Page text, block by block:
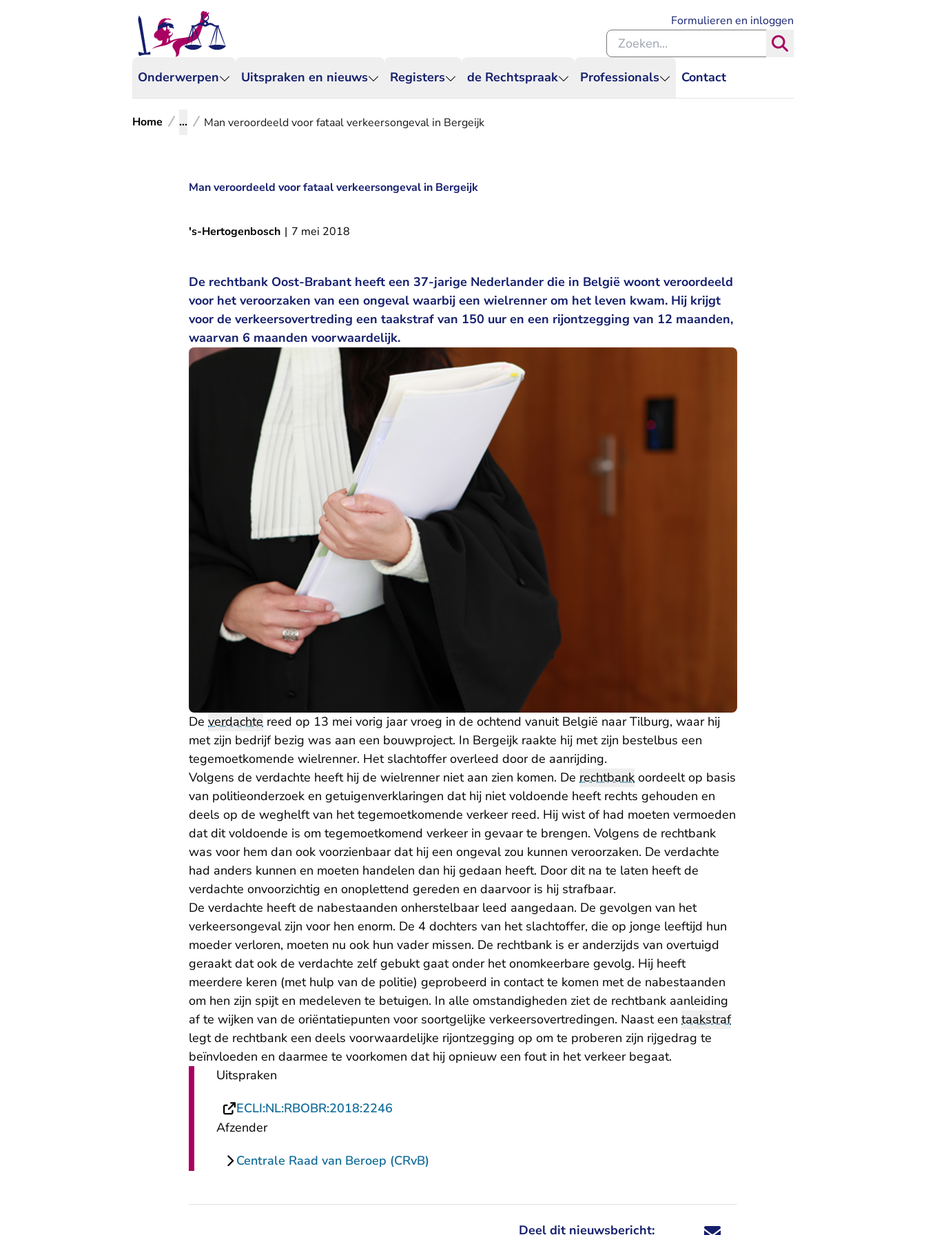
Onderwerpen Uitspraken en nieuws Registers de Rechtspraak Professionals Contact
Formulieren en inloggen
Zoeken binnen de Rechtspraak
Home ... Man veroordeeld voor fataal verkeersongeval in Bergeijk
Man veroordeeld voor fataal verkeersongeval in Bergeijk
's-Hertogenbosch | 7 mei 2018
De rechtbank Oost-Brabant heeft een 37-jarige Nederlander die in België woont veroordeeld
voor het veroorzaken van een ongeval waarbij een wielrenner om het leven kwam. Hij krijgt
voor de verkeersovertreding een taakstraf van 150 uur en een rijontzegging van 12 maanden,
waarvan 6 maanden voorwaardelijk.
De verdachte reed op 13 mei vorig jaar vroeg in de ochtend vanuit België naar Tilburg, waar hij
met zijn bedrijf bezig was aan een bouwproject. In Bergeijk raakte hij met zijn bestelbus een
tegemoetkomende wielrenner. Het slachtoffer overleed door de aanrijding.
Volgens de verdachte heeft hij de wielrenner niet aan zien komen. De rechtbank oordeelt op basis
van politieonderzoek en getuigenverklaringen dat hij niet voldoende heeft rechts gehouden en
deels op de weghelft van het tegemoetkomende verkeer reed. Hij wist of had moeten vermoeden
dat dit voldoende is om tegemoetkomend verkeer in gevaar te brengen. Volgens de rechtbank
was voor hem dan ook voorzienbaar dat hij een ongeval zou kunnen veroorzaken. De verdachte
had anders kunnen en moeten handelen dan hij gedaan heeft. Door dit na te laten heeft de
verdachte onvoorzichtig en onoplettend gereden en daarvoor is hij strafbaar.
De verdachte heeft de nabestaanden onherstelbaar leed aangedaan. De gevolgen van het
verkeersongeval zijn voor hen enorm. De 4 dochters van het slachtoffer, die op jonge leeftijd hun
moeder verloren, moeten nu ook hun vader missen. De rechtbank is er anderzijds van overtuigd
geraakt dat ook de verdachte zelf gebukt gaat onder het onomkeerbare gevolg. Hij heeft
meerdere keren (met hulp van de politie) geprobeerd in contact te komen met de nabestaanden
om hen zijn spijt en medeleven te betuigen. In alle omstandigheden ziet de rechtbank aanleiding
af te wijken van de oriëntatiepunten voor soortgelijke verkeersovertredingen. Naast een taakstraf
legt de rechtbank een deels voorwaardelijke rijontzegging op om te proberen zijn rijgedrag te
beïnvloeden en daarmee te voorkomen dat hij opnieuw een fout in het verkeer begaat.
Uitspraken
ECLI:NL:RBOBR:2018:2246
Afzender
Centrale Raad van Beroep (CRvB)
Deel dit nieuwsbericht: Deel dit nieuwsbericht via X - U verlaat
Deel dit nieuwsbericht via Facebook - U
Deel dit nieuwsbericht via e-mail
Deel dit nieuwsbericht via LinkedIn - U